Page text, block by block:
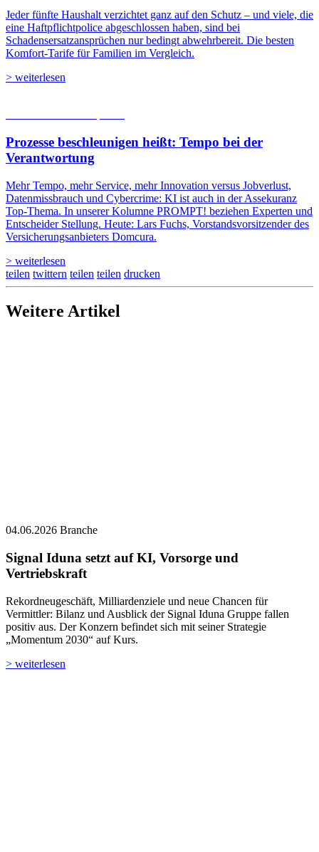
Jeder fünfte Haushalt verzichtet ganz auf den Schutz – und viele, die
eine Haftpflichtpolice abgeschlossen haben, sind bei
Schadensersatzansprüchen nur bedingt abwehrbereit. Die besten
Komfort-Tarife für Familien im Vergleich.
> weiterlesen
Prozesse beschleunigen heißt: Tempo bei der
Verantwortung
Mehr Tempo, mehr Service, mehr Innovation versus Jobverlust,
Datenmissbrauch und Cybercrime: KI ist auch in der Assekuranz
Top-Thema. In unserer Kolumne PROMPT! beziehen Experten und
Entscheider Stellung. Heute: Lars Fuchs, Vorstandsvorsitzender des
Versicherungsanbieters Domcura.
> weiterlesen
teilen twittern teilen teilen drucken
Weitere Artikel
04.06.2026 Branche
Signal Iduna setzt auf KI, Vorsorge und
Vertriebskraft
Rekordneugeschäft, Milliardenziele und neue Chancen für
Vermittler: Bilanz und Ausblick der Signal Iduna Gruppe fallen
positiv aus. Der Konzern befindet sich mit seiner Strategie
„Momentum 2030“ auf Kurs.
> weiterlesen